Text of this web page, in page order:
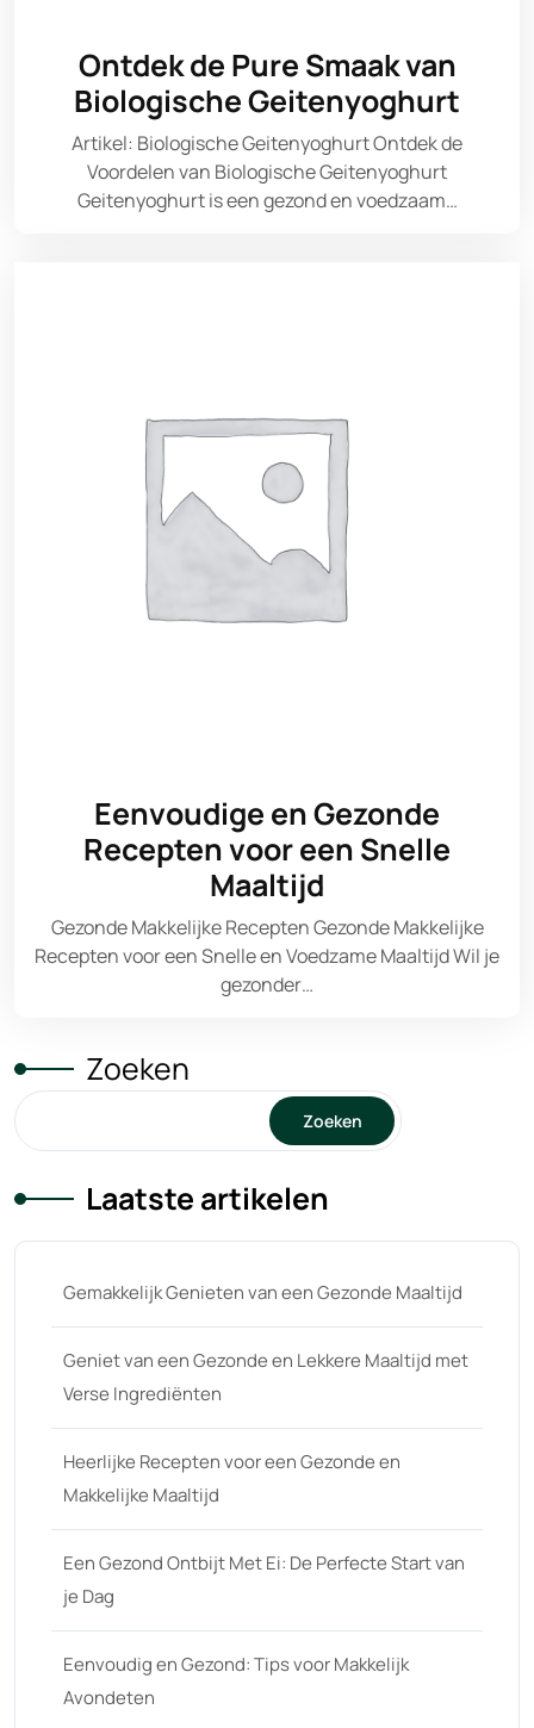
Ontdek de Pure Smaak van
Biologische Geitenyoghurt
Artikel: Biologische Geitenyoghurt Ontdek de
Voordelen van Biologische Geitenyoghurt
Geitenyoghurt is een gezond en voedzaam…
Eenvoudige en Gezonde
Recepten voor een Snelle
Maaltijd
Gezonde Makkelijke Recepten Gezonde Makkelijke
Recepten voor een Snelle en Voedzame Maaltijd Wil je
gezonder…
Zoeken
Zoeken
Laatste artikelen
Gemakkelijk Genieten van een Gezonde Maaltijd
Geniet van een Gezonde en Lekkere Maaltijd met
Verse Ingrediënten
Heerlijke Recepten voor een Gezonde en
Makkelijke Maaltijd
Een Gezond Ontbijt Met Ei: De Perfecte Start van
je Dag
Eenvoudig en Gezond: Tips voor Makkelijk
Avondeten